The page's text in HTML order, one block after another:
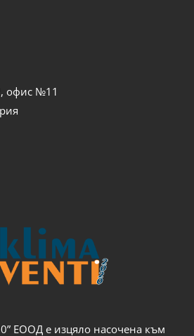
офис №11
ЕООД е изцяло насочена към